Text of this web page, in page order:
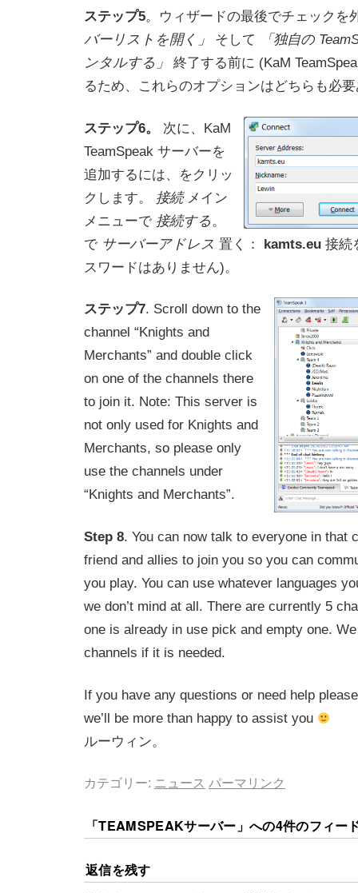
ステップ5。ウィザードの最後でチェックを
バーリストを開く」
そして
「独自の
ンタルする」
終了する前に (KaM
るため、これらのオプションはどちらも必
ステップ6。 次に、KaM
TeamSpeak サーバーを
追加するには、をクリッ
クします。 接続メイン
メニューで 接続する 。
で サーバーアドレス 置く： kamts.eu 接続
スワードはありません)。
ステップ7. Scroll down to the
channel “Knights and
Merchants” and double click
on one of the channels there
to join it. Note: This server is
not only used for Knights and
Merchants, so please only
use the channels under
“Knights and Merchants”.
Step 8. You can now talk to everyone in that
friend and allies to join you so you can
you play. You can use whatever languages
we don’t mind at all. There are currently 5
one is already in use pick and empty one.
channels if it is needed.
If you have any questions or need help
we’ll be more than happy to assist you
ルーウィン。
カテゴリー: ニュース パーマリンク
「TEAMSPEAKサーバー 」への4件のフィー
返信を残す